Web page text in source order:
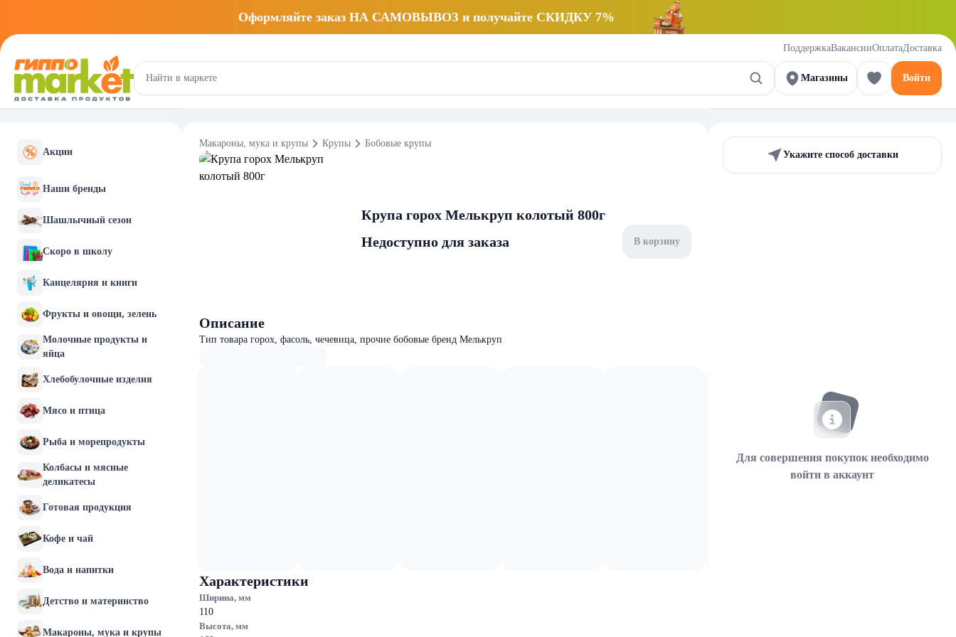
Оформляйте заказ НА САМОВЫВОЗ и получайте СКИДКУ 7%
ПоддержкаВакансииОплатаДоставка
Магазины Войти
Акции
Наши бренды
Шашлычный сезон
Скоро в школу
Канцелярия и книги
Фрукты и овощи, зелень
Молочные продукты и
яйца
Хлебобулочные изделия
Мясо и птица
Рыба и морепродукты
Колбасы и мясные
деликатесы
Готовая продукция
Кофе и чай
Вода и напитки
Детство и материнство
Макароны, мука и крупы
Макароны, мука и крупы Крупы Бобовые крупы
Крупа горох Мелькруп колотый 800г
Недоступно для заказа
В корзину
Описание
Тип товара горох, фасоль, чечевица, прочие бобовые бренд Мелькруп
Характеристики
Ширина, мм
110
Высота, мм
Укажите способ доставки
Для совершения покупок необходимо
войти в аккаунт